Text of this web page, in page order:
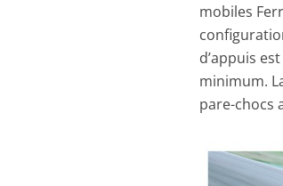
mobiles
d’appuis
minimum.
pare-chocs